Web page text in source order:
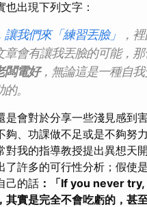
也出現下列文字：
讓我們來「練習丟臉」
，
會有讓我丟臉的可能，那
闆電好，無論這是一種自
。
是會對於分享一些淺見感到
夠、功課做不足或是不夠努
對我的指導教授提出異想天
了許多的可行性分析；假使
己的話 ：「If you never
其實是完全不會吃虧的，甚